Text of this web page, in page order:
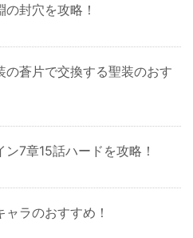
の封穴を攻略！
の蒼片で交換する聖装のおす
ン7章15話ハードを攻略！
ャラのおすすめ！